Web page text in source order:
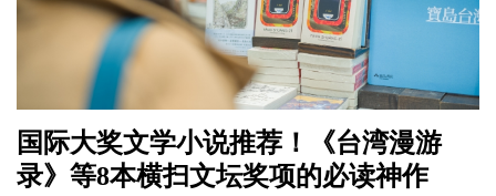
国际大奖文学小说推荐！《台湾漫游
录》等8本横扫文坛奖项的必读神作